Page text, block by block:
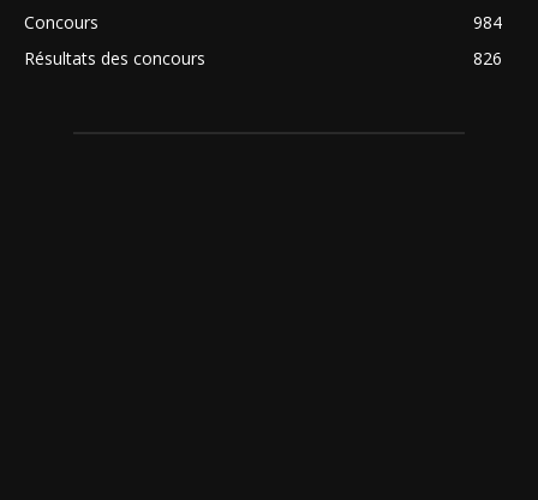
Concours
984
Résultats des concours
826